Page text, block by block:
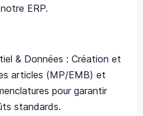
ERP.
& Données : Création et
articles (MP/EMB) et
pour garantir
standards.